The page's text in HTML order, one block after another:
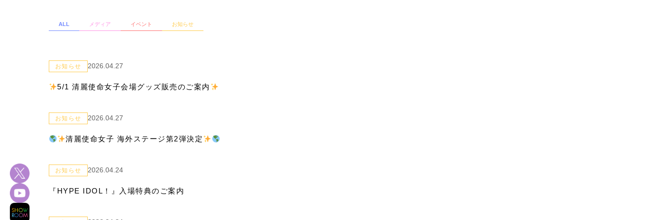
ALL メディア イベント お知らせ
お知らせ 2026.04.27
5/1 清麗使命女子会場グッズ販売のご案内
お知らせ 2026.04.27
清麗使命女子 海外ステージ第2弾決定
お知らせ 2026.04.24
『HYPE IDOL！』入場特典のご案内